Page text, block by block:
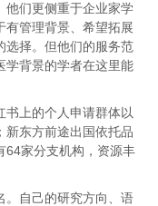
他们更侧重于企业家学
有管理背景、希望拓展
选择。但他们的服务范
学背景的学者在这里能
书上的个人申请群体以
新东方前途出国依托品
64家分支机构，资源丰
。自己的研究方向、语